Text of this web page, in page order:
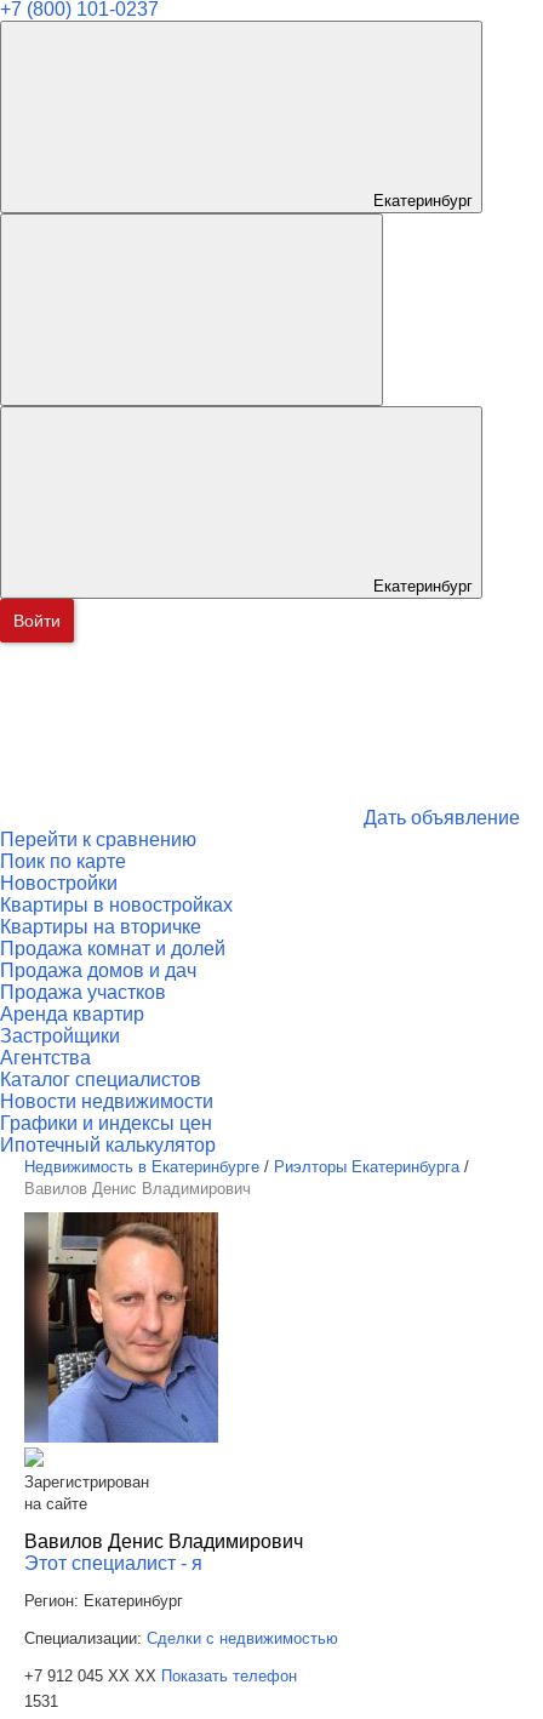
+7 (800) 101-0237
Екатеринбург
Екатеринбург
Войти
Дать объявление
Перейти к сравнению
Поик по карте
Новостройки
Квартиры в новостройках
Квартиры на вторичке
Продажа комнат и долей
Продажа домов и дач
Продажа участков
Аренда квартир
Застройщики
Агентства
Каталог специалистов
Новости недвижимости
Графики и индексы цен
Ипотечный калькулятор
Недвижимость в Екатеринбурге / Риэлторы Екатеринбурга /
Вавилов Денис Владимирович
Зарегистрирован
на сайте
Вавилов Денис Владимирович
Этот специалист - я
Регион: Екатеринбург
Специализации: Сделки с недвижимостью
+7 912 045 XX XX Показать телефон
1531